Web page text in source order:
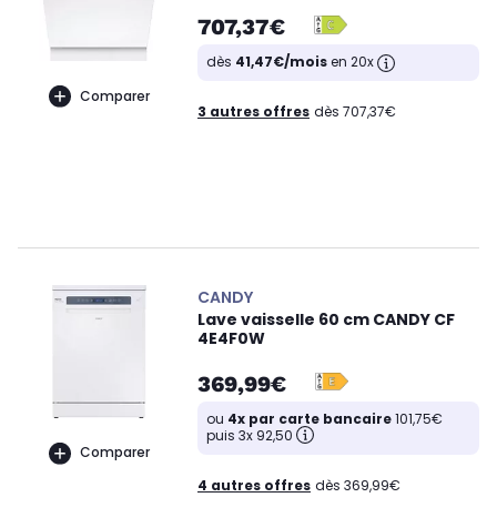
Comparer
707,37€
dès 41,47€/moisen 20x
3 autres offres dès 707,37€
Comparer
CANDY
Lave vaisselle 60 cm CANDY CF
4E4F0W
369,99€
ou 4x par carte bancaire101,75€
puis 3x 92,50
4 autres offres dès 369,99€